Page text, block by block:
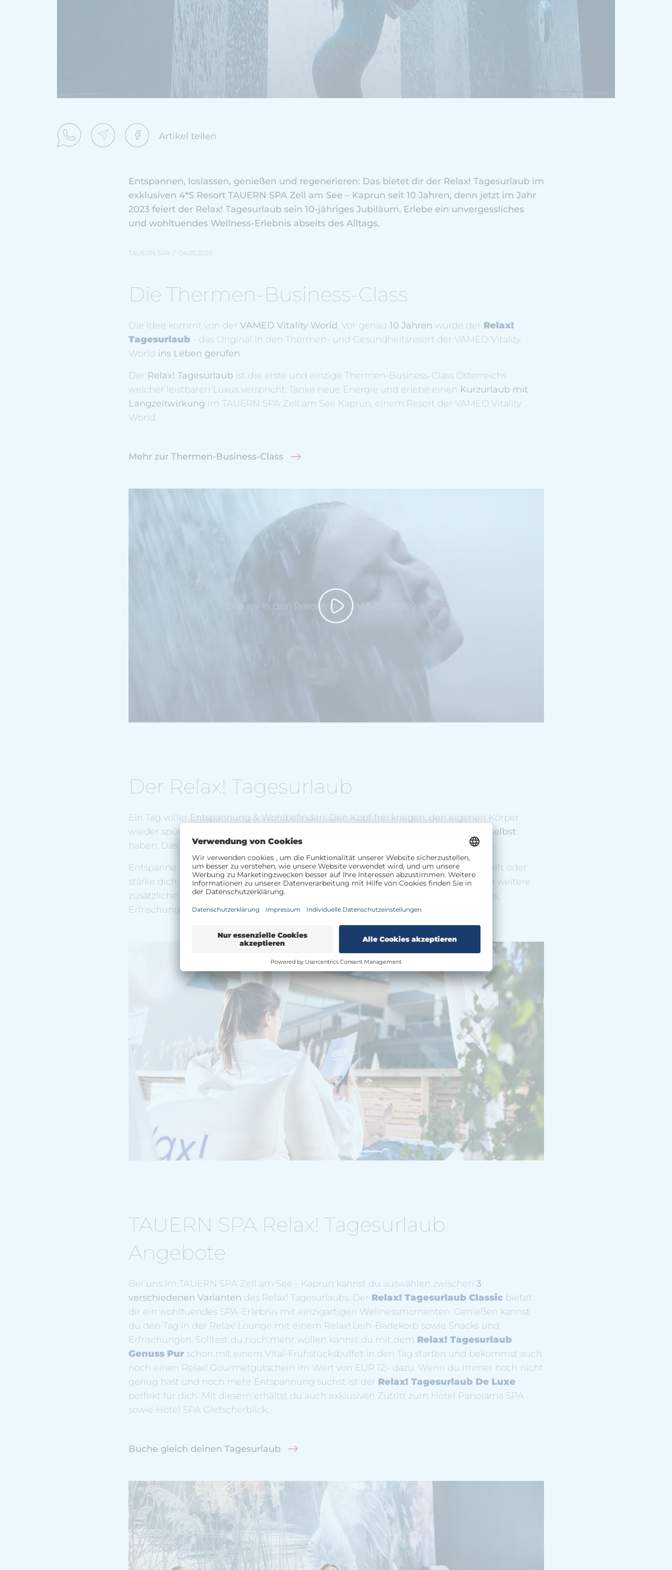
Artikel teilen
Entspannen, loslassen, genießen und regenerieren: Das bietet dir der Relax! Tagesurlaub im
exklusiven 4*S Resort TAUERN SPA Zell am See – Kaprun seit 10 Jahren, denn jetzt im Jahr
2023 feiert der Relax! Tagesurlaub sein 10-jähriges Jubiläum. Erlebe ein unvergessliches
und wohltuendes Wellness-Erlebnis abseits des Alltags.
TAUERN SPA 04.05.2023
Die Thermen-Business-Class
Die Idee kommt von der VAMED Vitality World. Vor genau 10 Jahren wurde der Relax!
Tagesurlaub - das Original in den Thermen- und Gesundheitsresort der VAMED Vitality
World ins Leben gerufen.
Der Relax! Tagesurlaub ist die erste und einzige Thermen-Business-Class Österreichs
welcher leistbaren Luxus verspricht: Tanke neue Energie und erlebe einen Kurzurlaub mit
Langzeitwirkung im TAUERN SPA Zell am See Kaprun, einem Resort der VAMED Vitality
World.
Mehr zur Thermen-Business-Class
Der Relax! Tagesurlaub
Ein Tag voller Entspannung & Wohlbefinden: Den Kopf frei kriegen, den eigenen Körper
wieder spüren, regenerieren, erholen,
Zeit für sich selbst
haben. Das kannst du mit unserenRelax! Tagesurlaub Angeboten.
Entspanne auf einerreservierten Liege, schmöke in einer der kostenlosen Zeitschrift oder
stärke dich mitköstlichen Snacks und Erfrischungen . Du genießt außerdem noch weitere
zusätzliche Services wie beispielsweise den Aufenthalt in der Relax! Lounge, Snacks,
Erfrischungen und vieles mehr.
TAUERN SPA Relax! Tagesurlaub
Angebote
Bei uns im TAUERN SPA Zell am See - Kaprun kannst du auswählen zwischen 3
verschiedenen Varianten des Relax! Tagesurlaubs. Der Relax! Tagesurlaub Classicbietet
dir ein wohltuendes SPA-Erlebnis mit einzigartigen Wellnessmomenten. Genießen kannst
du den Tag in der Relax! Lounge mit einem Relax! Leih-Badekorb sowie Snacks und
Erfrischungen. Solltest du noch mehr wollen kannst du mit dem Relax! Tagesurlaub
Genuss Purschon mit einem Vital-Frühstücksbuffet in den Tag starten und bekommst auch
noch einen Relax! Gourmetgutschein im Wert von EUR 12,- dazu. Wenn du immer noch nicht
genug hast und noch mehr Entspannung suchst ist der Relax! Tagesurlaub De Luxe
perfekt für dich. Mit diesem erhältst du auch exklusiven Zutritt zum Hotel Panorama SPA
sowie Hotel SPA Gletscherblick.
Buche gleich deinen Tagesurlaub